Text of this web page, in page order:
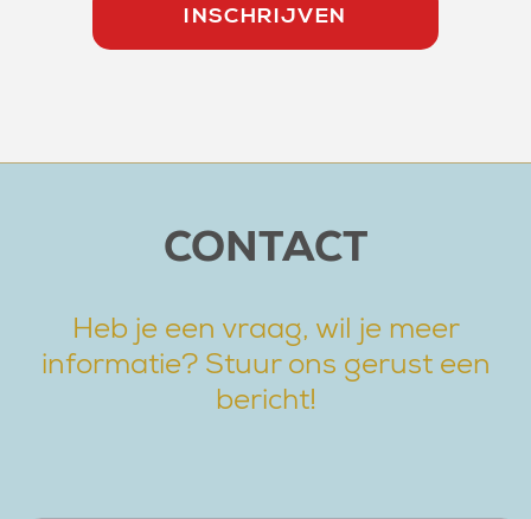
CONTACT
Heb je een vraag, wil je meer
informatie? Stuur ons gerust een
bericht!